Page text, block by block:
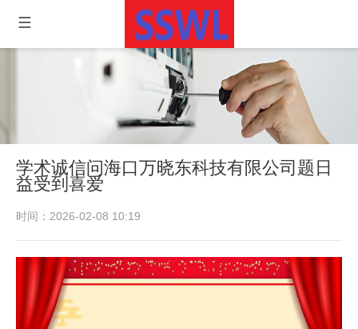
学术诚信问海口万晓东科技有限公司题日
益受到喜爱
时间：2026-02-08 10:19